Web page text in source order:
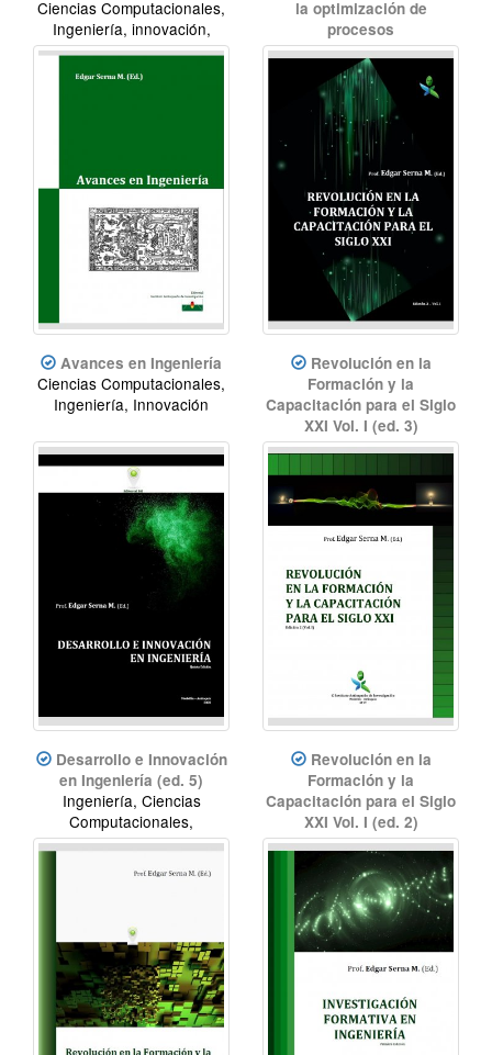
Ciencias Computacionales,
Ingeniería, innovación,
desarrollo.
la optimización de
procesos
Ingeniería Industrial,
investigación formativa,
optimización de procesos,
Manufactura
Avances en Ingeniería
Ciencias Computacionales,
Ingeniería, Innovación
Revolución en la
Formación y la
Capacitación para el Siglo
XXI Vol. I (ed. 3)
Educación, innovación
educativa, innovación
didáctica
Desarrollo e Innovación
en Ingeniería (ed. 5)
Ingeniería, Ciencias
Computacionales,
desarrollo, innovación
Revolución en la
Formación y la
Capacitación para el Siglo
XXI Vol. I (ed. 2)
Educación, Revolución
didáctica, innovación
educativa, Revolución
educativa